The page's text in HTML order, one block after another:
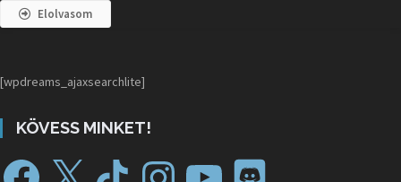
Elolvasom
[wpdreams_ajaxsearchlite]
KÖVESS MINKET!